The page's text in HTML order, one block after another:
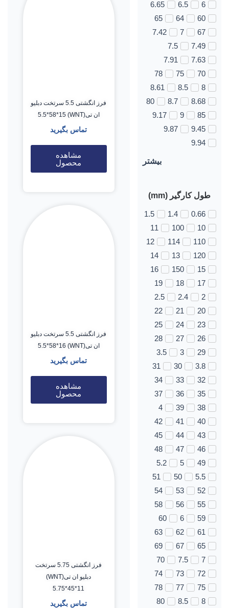
6
6.5
6.65
60
64
65
67
7
7.42
7.49
7.5
7.63
7.91
70
75
78
8
8.5
8.61
8.68
8.7
80
85
9
9.17
9.45
9.87
9.94
بیشتر
طول کارگیر (mm)
0.66
1.4
1.5
10
100
11
110
114
12
120
13
14
15
150
16
17
18
19
2
2.4
2.5
20
21
22
23
24
25
26
27
28
29
3
3.5
3.8
30
31
32
33
34
35
36
37
38
39
4
40
41
42
43
44
45
46
47
48
49
5
5.2
5.5
50
51
52
53
54
55
56
58
59
6
60
61
62
63
65
67
69
7
7.5
70
72
73
74
75
77
78
8
8.5
80
فرز انگشتی 5.5 سرتخت دبلیو
ان تی(WNT) 5.5*58*15
تماس بگیرید
مشاهده
محصول
فرز انگشتی 5.5 سرتخت دبلیو
ان تی(WNT) 5.5*58*16
تماس بگیرید
مشاهده
محصول
فرز انگشتی 5.75 سرتخت
دبلیو ان تی(WNT)
5.75*45*11
تماس بگیرید